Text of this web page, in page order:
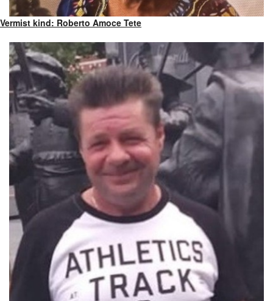
Vermist kind: Roberto Amoce Tete